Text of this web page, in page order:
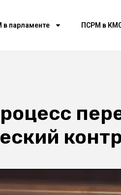
в парламенте ПСРМ в